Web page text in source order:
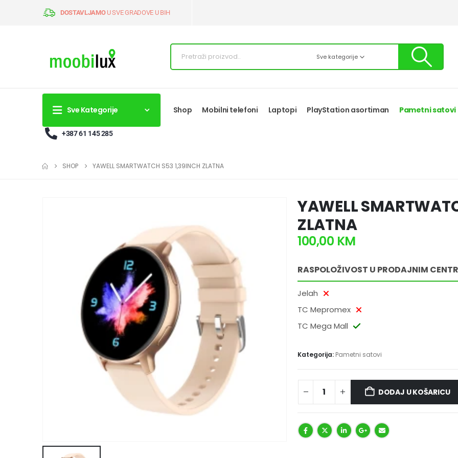
DOSTAVLJAMOU SVE GRADOVE U BIH
Sve kategorije
Sve Kategorije Shop Mobilni telefoni Laptopi PlayStation asortiman Pametni satovi
+387 61 145 285
SHOP YAWELL SMARTWATCH S53 1,39INCH ZLATNA
YAWELL
ZLATNA
100,00 KM
RASPOLOŽIVOST U PRODAJNIM
Jelah
TC Mepromex
TC Mega Mall
Kategorija: Pametni satovi
DODAJ U KOŠARICU